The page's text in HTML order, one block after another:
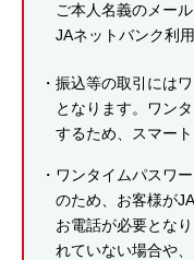
ご本人名義のメー
JAネットバンク利
振込等の取引には
となります。ワン
するため、スマー
ワンタイムパスワ
のため、お客様が
お電話が必要とな
れていない場合や